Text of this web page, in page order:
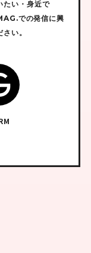
たい・身近で
での発信に興
い。